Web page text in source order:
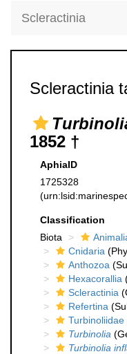
Scleractinia
Scleractinia
1852 †
AphiaID
1725328
Classification
Biota
Cnidaria
Anthozoa
Hexacorallia
Scleractinia
Refertina
Turbinoliidae
Turbinolia
Turbinolia